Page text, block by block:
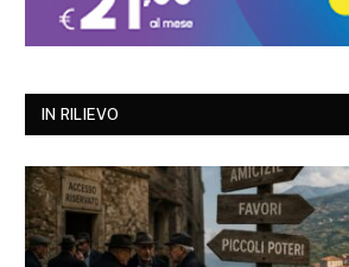
IN RILIEVO